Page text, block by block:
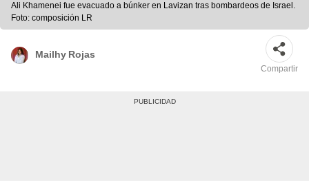
Ali Khamenei fue evacuado a búnker en Lavizan tras bombardeos de Israel.
Foto: composición LR
Mailhy Rojas
Compartir